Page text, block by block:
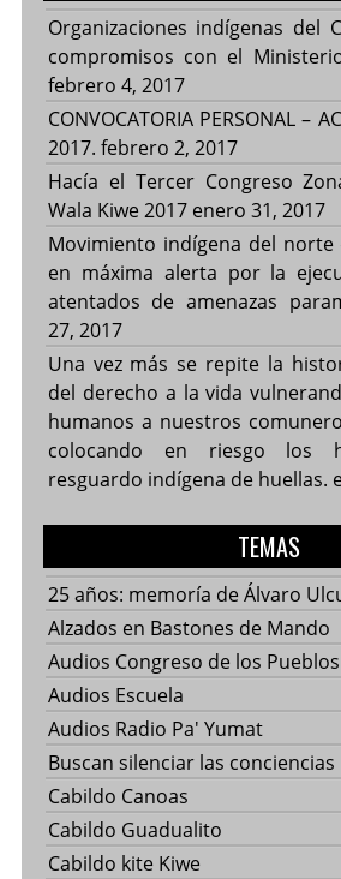
Organizaciones indígenas del
compromisos con el
febrero 4, 2017
CONVOCATORIA PERSONAL –
2017. febrero 2, 2017
Hacía el Tercer Congreso
Wala Kiwe 2017 enero 31, 2017
Movimiento indígena del norte
en máxima alerta por la
atentados de amenazas
27, 2017
Una vez más se repite la
del derecho a la vida
humanos a nuestros
colocando en riesgo los
resguardo indígena de huellas.
TEMAS
25 años: memoría de Álvaro
Alzados en Bastones de Mando
Audios Congreso de los Pueblos
Audios Escuela
Audios Radio Pa' Yumat
Buscan silenciar las conciencias
Cabildo Canoas
Cabildo Guadualito
Cabildo kite Kiwe